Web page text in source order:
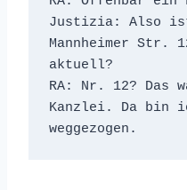
Justizia: Also
Mannheimer Str.
aktuell?
RA: Nr. 12? Das
Kanzlei. Da bin
weggezogen.